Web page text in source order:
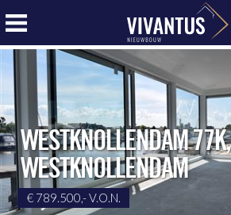
WESTKNOLLENDAM 77K,
WESTKNOLLENDAM
€ 789.500,- V.O.N.